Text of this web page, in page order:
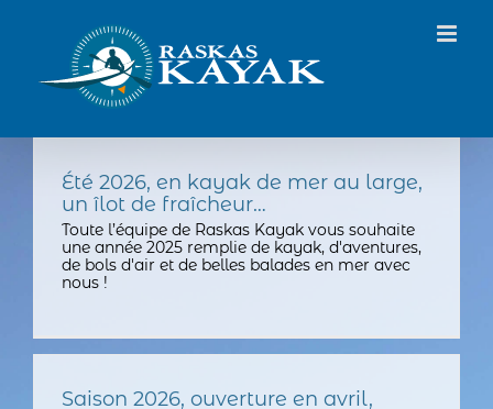
Été 2026, en kayak de mer au large,
un îlot de fraîcheur…
Toute l’équipe de Raskas Kayak vous souhaite
une année 2025 remplie de kayak, d'aventures,
de bols d'air et de belles balades en mer avec
nous !
Saison 2026, ouverture en avril,